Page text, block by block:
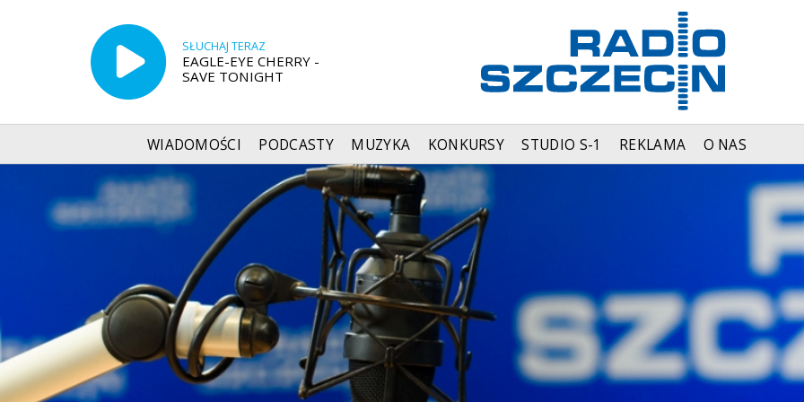
SŁUCHAJ TERAZ
EAGLE-EYE CHERRY -
SAVE TONIGHT
WIADOMOŚCI PODCASTY MUZYKA KONKURSY STUDIO S-1 REKLAMA O NAS